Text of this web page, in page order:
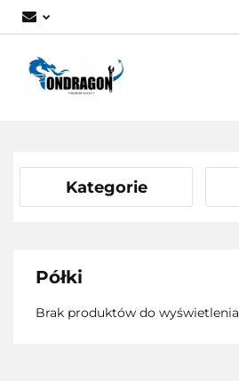
Kategorie
Półki
Brak produktów do wyświetlenia